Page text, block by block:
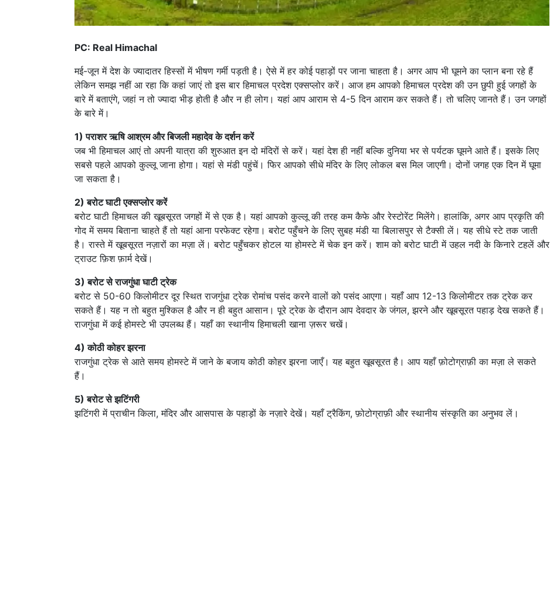
PC: Real Himachal
मई-जून में देश के ज्यादातर हिस्सों में भीषण गर्मी पड़ती है। ऐसे में हर कोई पहाड़ों पर जाना चाहता है। अगर आप भी घूमने का प्लान बना रहे हैं
लेकिन समझ नहीं आ रहा कि कहां जाएं तो इस बार हिमाचल प्रदेश एक्सप्लोर करें। आज हम आपको हिमाचल प्रदेश की उन छुपी हुई जगहों के
बारे में बताएंगे, जहां न तो ज्यादा भीड़ होती है और न ही लोग। यहां आप आराम से 4-5 दिन आराम कर सकते हैं। तो चलिए जानते हैं। उन जगहों
के बारे में।
1) पराशर ऋषि आश्रम और बिजली महादेव के दर्शन करें
जब भी हिमाचल आएं तो अपनी यात्रा की शुरुआत इन दो मंदिरों से करें। यहां देश ही नहीं बल्कि दुनिया भर से पर्यटक घूमने आते हैं। इसके लिए
सबसे पहले आपको कुल्लू जाना होगा। यहां से मंडी पहुंचें। फिर आपको सीधे मंदिर के लिए लोकल बस मिल जाएगी। दोनों जगह एक दिन में घूमा
जा सकता है।
2) बरोट घाटी एक्सप्लोर करें
बरोट घाटी हिमाचल की खूबसूरत जगहों में से एक है। यहां आपको कुल्लू की तरह कम कैफे और रेस्टोरेंट मिलेंगे। हालांकि, अगर आप प्रकृति की
गोद में समय बिताना चाहते हैं तो यहां आना परफेक्ट रहेगा। बरोट पहुँचने के लिए सुबह मंडी या बिलासपुर से टैक्सी लें। यह सीधे स्टे तक जाती
है। रास्ते में खूबसूरत नज़ारों का मज़ा लें। बरोट पहुँचकर होटल या होमस्टे में चेक इन करें। शाम को बरोट घाटी में उहल नदी के किनारे टहलें और
ट्राउट फ़िश फ़ार्म देखें।
3) बरोट से राजगुंधा घाटी ट्रेक
बरोट से 50-60 किलोमीटर दूर स्थित राजगुंधा ट्रेक रोमांच पसंद करने वालों को पसंद आएगा। यहाँ आप 12-13 किलोमीटर तक ट्रेक कर
सकते हैं। यह न तो बहुत मुश्किल है और न ही बहुत आसान। पूरे ट्रेक के दौरान आप देवदार के जंगल, झरने और खूबसूरत पहाड़ देख सकते हैं।
राजगुंधा में कई होमस्टे भी उपलब्ध हैं। यहाँ का स्थानीय हिमाचली खाना ज़रूर चखें।
4) कोठी कोहर झरना
राजगुंधा ट्रेक से आते समय होमस्टे में जाने के बजाय कोठी कोहर झरना जाएँ। यह बहुत खूबसूरत है। आप यहाँ फ़ोटोग्राफ़ी का मज़ा ले सकते
हैं।
5) बरोट से झटिंगरी
झटिंगरी में प्राचीन किला, मंदिर और आसपास के पहाड़ों के नज़ारे देखें। यहाँ ट्रैकिंग, फ़ोटोग्राफ़ी और स्थानीय संस्कृति का अनुभव लें।